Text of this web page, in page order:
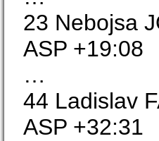
23 Nebojsa
ASP +19:08
…
44 Ladislav
ASP +32:31